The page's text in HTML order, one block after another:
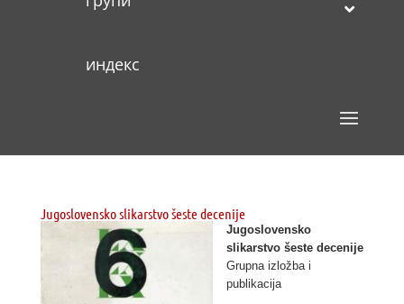
индекс
Jugoslovensko slikarstvo šeste decenije
Jugoslovensko
slikarstvo šeste decenije
Grupna izložba i
publikacija